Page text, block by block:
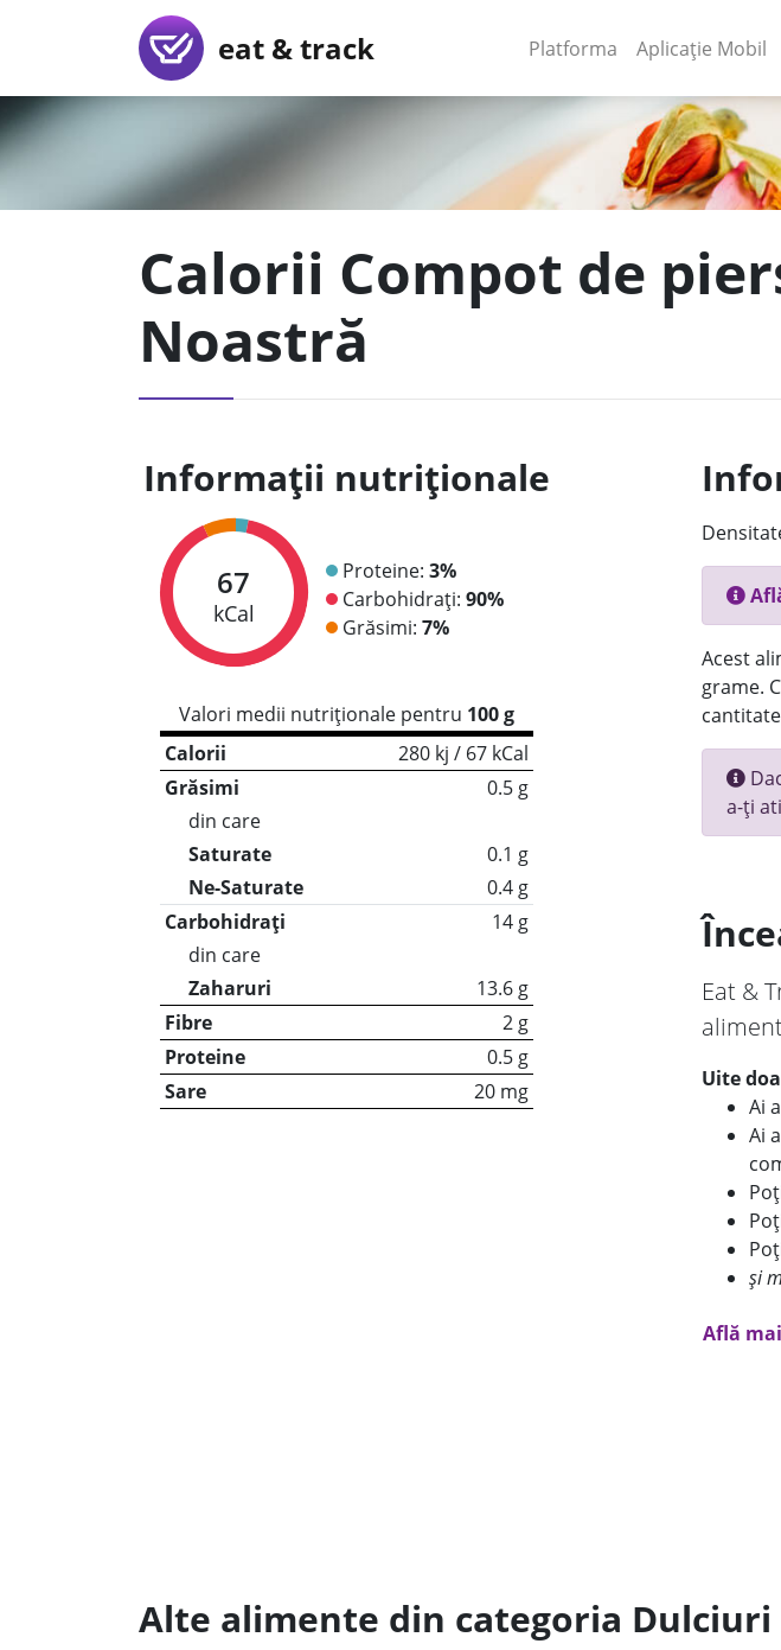
eat & track Platforma (current)
Aplicație Mobil
Calorii Compot de
Noastră
Informații nutriționale
67
kCal
Proteine: 3%
Carbohidrați: 90%
Grăsimi: 7%
Valori medii nutriționale pentru 100 g
Calorii
280 kj / 67 kCal
Grăsimi
0.5 g
din care
Saturate
0.1 g
Ne-Saturate
0.4 g
Carbohidrați
14 g
din care
Zaharuri
13.6 g
Fibre
2 g
Proteine
0.5 g
Sare
20 mg
Acest
grame.
a-ți
Eat &
Uite
Ai
Ai
și
Află
Alte alimente din categoria Dulciuri